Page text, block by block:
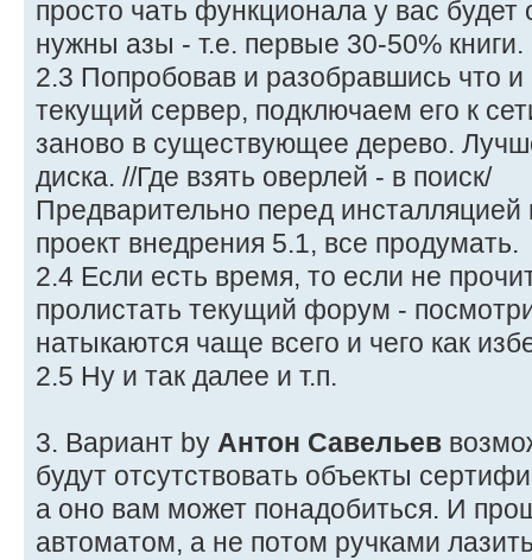
просто чать функционала у вас будет
нужны азы - т.е. первые 30-50% книги.
2.3 Попробовав и разобравшись что и
текущий сервер, подключаем его к
заново в существующее дерево.
диска. //Где взять оверлей - в поиск/
Предварительно перед инсталляцией
проект внедрения 5.1, все продумать.
2.4 Если есть время, то если не
пролистать текущий форум -
натыкаются чаще всего и чего как
2.5 Ну и так далее и т.п.
3. Вариант by Антон Савельев
будут отсутствовать объекты
а оно вам может понадобиться. И
автоматом, а не потом ручками